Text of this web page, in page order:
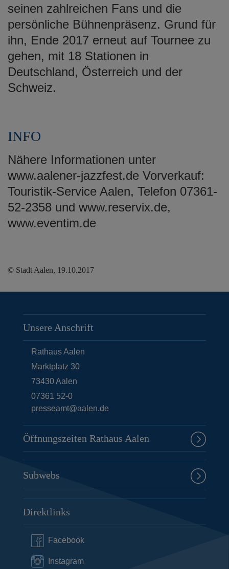
seinen zahlreichen Fans und die
persönliche Bühnenpräsenz. Grund für
ihn, Ende 2017 erneut auf Tournee zu
gehen, mit 18 Stationen in
Deutschland, Österreich und der
Schweiz.
INFO
Nähere Informationen unter
www.aalener-jazzfest.de Vorverkauf:
Touristik-Service Aalen, Telefon 07361-
52-2358 und www.reservix.de,
www.eventim.de
© Stadt Aalen, 19.10.2017
Unsere Anschrift
Rathaus Aalen
Marktplatz 30
73430Aalen
07361 52-0
presseamt@aalen.de
Öffnungszeiten Rathaus Aalen
Subwebs
Direktlinks
Facebook
Instagram